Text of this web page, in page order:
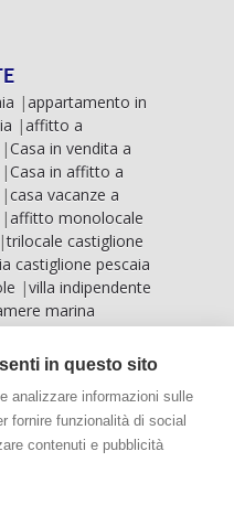
|appartamento in
|affitto a
|Casa in vendita a
|Casa in affitto a
|casa vacanze a
|affitto monolocale
|trilocale castiglione
castiglione pescaia
|villa indipendente
marina
pescaia|villa
mare marina
punta ala
in questo sito
analizzare informazioni sulle
fornire funzionalità di social
contenuti e pubblicità